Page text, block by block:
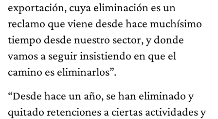
exportación, cuya eliminación es un
reclamo que viene desde hace muchísimo
tiempo desde nuestro sector, y donde
vamos a seguir insistiendo en que el
camino es eliminarlos”.
“Desde hace un año, se han eliminado y
quitado retenciones a ciertas actividades y